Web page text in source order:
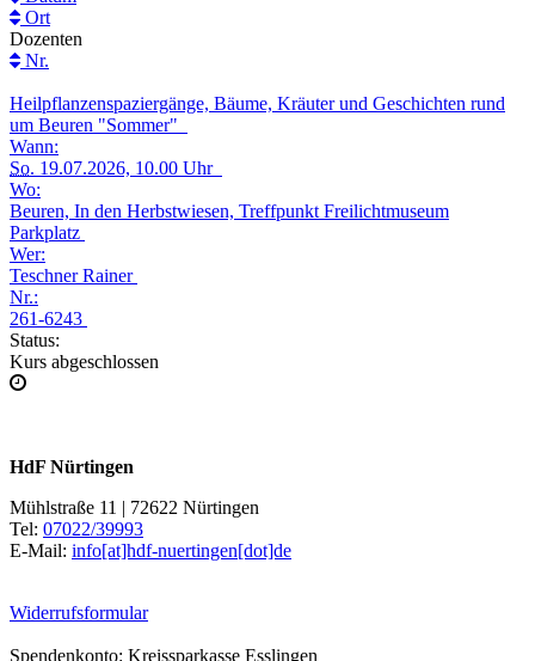
Ort
Dozenten
Nr.
Heilpflanzenspaziergänge, Bäume, Kräuter und Geschichten rund
um Beuren "Sommer"
Wann:
So. 19.07.2026, 10.00 Uhr
Wo:
Beuren, In den Herbstwiesen, Treffpunkt Freilichtmuseum
Parkplatz
Wer:
Teschner Rainer
Nr.:
261-6243
Status:
Kurs abgeschlossen
HdF Nürtingen
Mühlstraße 11 | 72622 Nürtingen
Tel: 07022/39993
E-Mail: info[at]hdf-nuertingen[dot]de
Widerrufsformular
Spendenkonto: Kreissparkasse Esslingen